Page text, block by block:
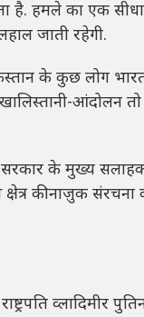
है. हमले का एक
जाती रहेगी.
के कुछ लोग भारत
आंदोलन
सरकार के मुख्य
की नाज़ुक संरचना
व्लादिमीर